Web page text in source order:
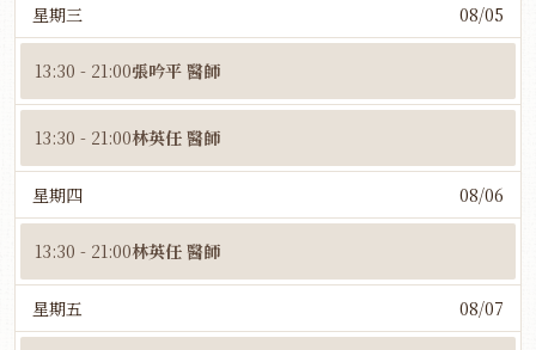
星期三 08/05
13:30 - 21:00張吟平 醫師
13:30 - 21:00林英任 醫師
星期四 08/06
13:30 - 21:00林英任 醫師
星期五 08/07